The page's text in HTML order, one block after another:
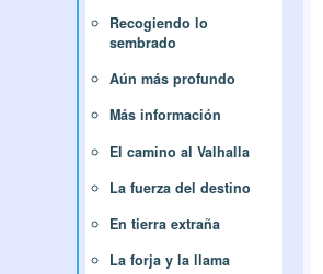
Recogiendo lo
sembrado
Aún más profundo
Más información
El camino al Valhalla
La fuerza del destino
En tierra extraña
La forja y la llama